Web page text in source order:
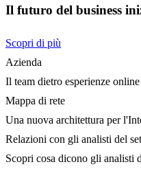
Il futuro del business
Scopri di più
Azienda
Il team dietro esperienze
Mappa di rete
Una nuova architettura per
Relazioni con gli analisti del
Scopri cosa dicono gli analisti